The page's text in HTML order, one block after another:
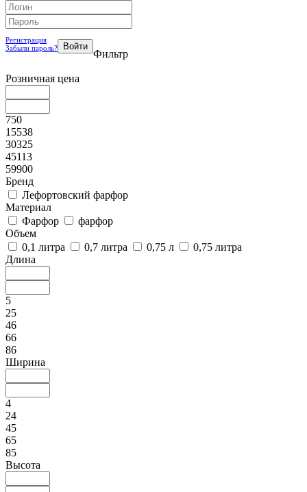
Регистрация
Забыли пароль?
Фильтр
Розничная цена
750
15538
30325
45113
59900
Бренд
Лефортовский фарфор
Материал
Фарфор
фарфор
Объем
0,1 литра
0,7 литра 0,75 л
0,75 литра
Длина
5
25
46
66
86
Ширина
4
24
45
65
85
Высота